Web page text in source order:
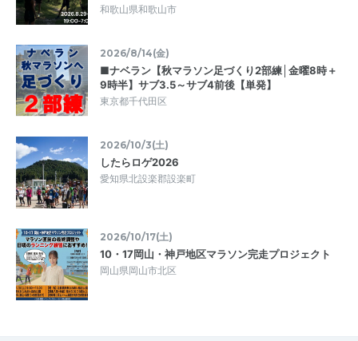
和歌山県和歌山市
2026/8/14(金)
■ナベラン【秋マラソン足づくり2部練│金曜8時＋
9時半】サブ3.5～サブ4前後【単発】
東京都千代田区
2026/10/3(土)
したらロゲ2026
愛知県北設楽郡設楽町
2026/10/17(土)
10・17岡山・神戸地区マラソン完走プロジェクト
岡山県岡山市北区